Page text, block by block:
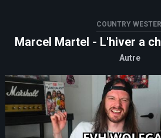
COUNTRY
Marcel Martel - L'hiver a
Autre